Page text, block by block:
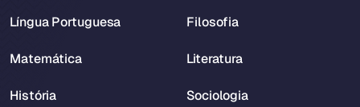
Língua Portuguesa
Matemática
História
Filosofia
Literatura
Sociologia